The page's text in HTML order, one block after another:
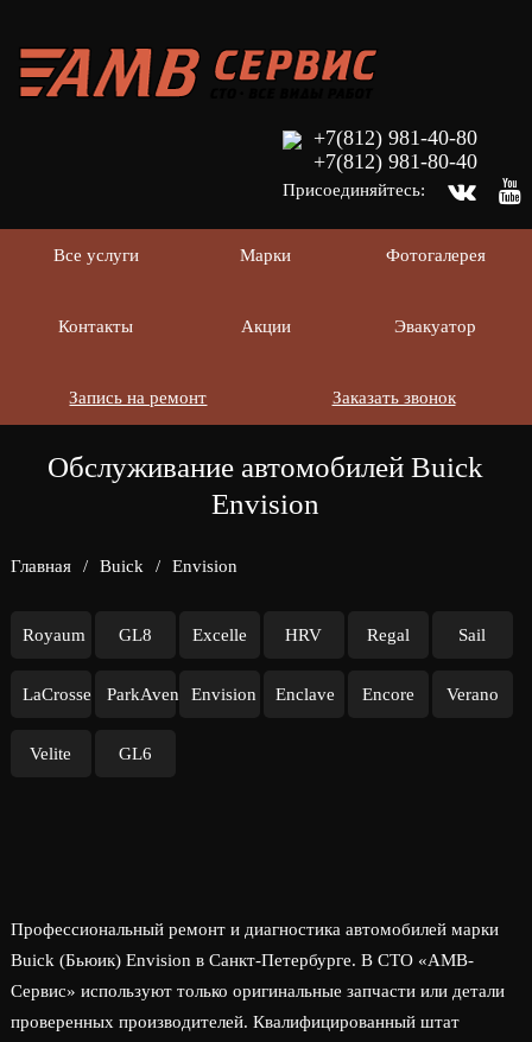
+7(812) 981-40-80
+7(812) 981-80-40
Присоединяйтесь:
Все услуги Марки Фотогалерея
Контакты Акции Эвакуатор
Заказать звонок
Запись на ремонт
Обслуживание автомобилей Buick
Envision
Главная / Buick / Envision
Royaum GL8 Excelle HRV Regal Sail
LaCrosse ParkAvenueEnvision Enclave Encore Verano
Velite GL6
Профессиональный ремонт и диагностика автомобилей марки
Buick (Бьюик) Envision в Санкт-Петербурге. В СТО «АМВ-
Сервис» используют только оригинальные запчасти или детали
проверенных производителей. Квалифицированный штат